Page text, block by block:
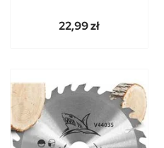
22,99 zł